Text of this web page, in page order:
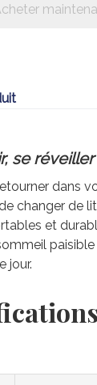
se
dans
changer de
et
paisible
jour.